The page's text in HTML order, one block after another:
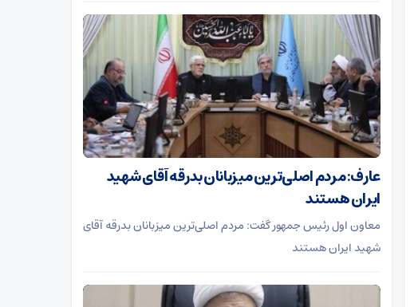
عارف: مردم اصلی‌ترین میزبانان بدرقه آقای شهید
ایران هستند
معاون اول رئیس جمهور گفت: مردم اصلی‌ترین میزبانان بدرقه آقای
شهید ایران هستند